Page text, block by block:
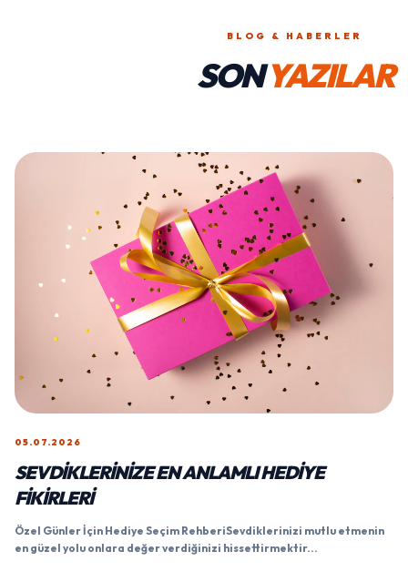
BLOG & HABERLER
SONYAZILAR
05.07.2026
SEVDIKLERINIZE EN ANLAMLI HEDIYE
FIKIRLERI
Özel Günler İçin Hediye Seçim RehberiSevdiklerinizi mutlu etmenin
en güzel yolu onlara değer verdiğinizi hissettirmektir...